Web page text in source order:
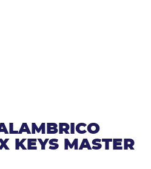
KEYS MASTER